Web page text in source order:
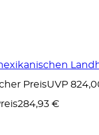
PreisUVP
284,93 €